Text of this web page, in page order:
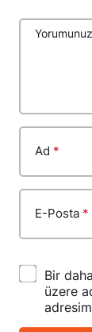
Yorumunuz
Ad *
E-Posta *
Bir
üzere